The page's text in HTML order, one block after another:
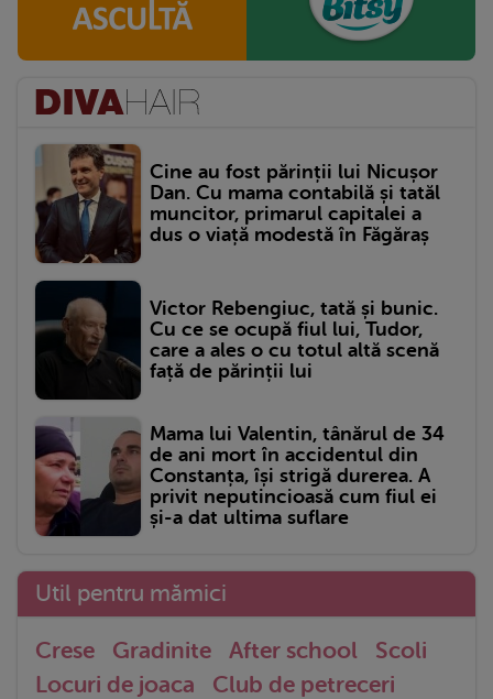
Cine au fost părinții lui Nicușor
Dan. Cu mama contabilă și tatăl
muncitor, primarul capitalei a
dus o viață modestă în Făgăraș
Victor Rebengiuc, tată și bunic.
Cu ce se ocupă fiul lui, Tudor,
care a ales o cu totul altă scenă
față de părinții lui
Mama lui Valentin, tânărul de 34
de ani mort în accidentul din
Constanța, își strigă durerea. A
privit neputincioasă cum fiul ei
și-a dat ultima suflare
Util pentru mămici
Crese Gradinite After school
Scoli
Locuri de joaca
Club de petreceri